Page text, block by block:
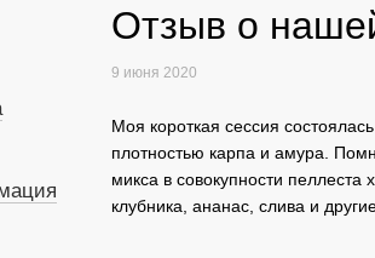
Отзыв о
9 июня 2020
Моя короткая сессия
плотностью карпа и амура.
микса в совокупности
клубника, ананас, слива и